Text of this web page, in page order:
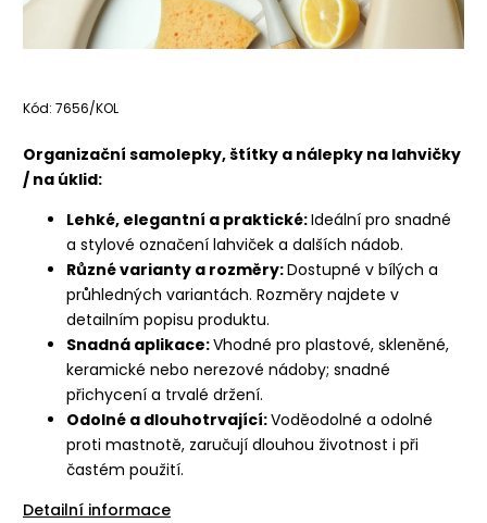
Kód: 7656/KOL
Organizační samolepky, štítky a nálepky na lahvičky
/ na úklid:
Lehké, elegantní a praktické:Ideální pro snadné
a stylové označení lahviček a dalších nádob.
Různé varianty a rozměry:Dostupné v bílých a
průhledných variantách. Rozměry najdete v
detailním popisu produktu.
Snadná aplikace:Vhodné pro plastové, skleněné,
keramické nebo nerezové nádoby; snadné
přichycení a trvalé držení.
Odolné a dlouhotrvající:Voděodolné a odolné
proti mastnotě, zaručují dlouhou životnost i při
častém použití.
Detailní informace